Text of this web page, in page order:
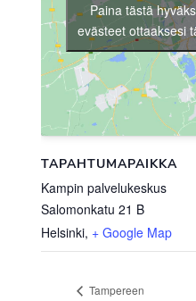
TAPAHTUMAPAIKKA
Kampin palvelukeskus
Salomonkatu 21 B
Helsinki, + Google Map
Paina tästä
evästeet ottaaksesi
Tampereen